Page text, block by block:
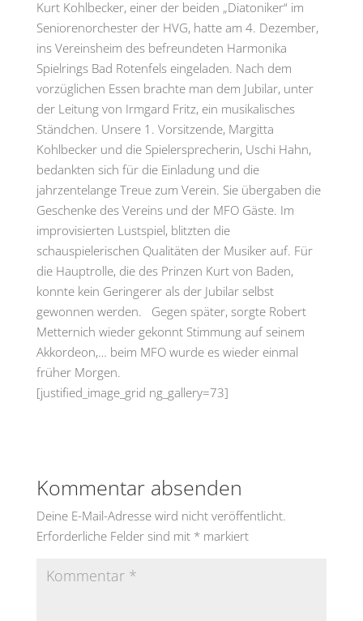
Kurt Kohlbecker, einer der beiden „Diatoniker“ im
Seniorenorchester der HVG, hatte am 4. Dezember,
ins Vereinsheim des befreundeten Harmonika
Spielrings Bad Rotenfels eingeladen. Nach dem
vorzüglichen Essen brachte man dem Jubilar, unter
der Leitung von Irmgard Fritz, ein musikalisches
Ständchen. Unsere 1. Vorsitzende, Margitta
Kohlbecker und die Spielersprecherin, Uschi Hahn,
bedankten sich für die Einladung und die
jahrzentelange Treue zum Verein. Sie übergaben die
Geschenke des Vereins und der MFO Gäste. Im
improvisierten Lustspiel, blitzten die
schauspielerischen Qualitäten der Musiker auf. Für
die Hauptrolle, die des Prinzen Kurt von Baden,
konnte kein Geringerer als der Jubilar selbst
gewonnen werden. Gegen später, sorgte Robert
Metternich wieder gekonnt Stimmung auf seinem
Akkordeon,… beim MFO wurde es wieder einmal
früher Morgen.
[justified_image_grid ng_gallery=73]
Kommentar absenden
Deine E-Mail-Adresse wird nicht veröffentlicht.
Erforderliche Felder sind mit *markiert